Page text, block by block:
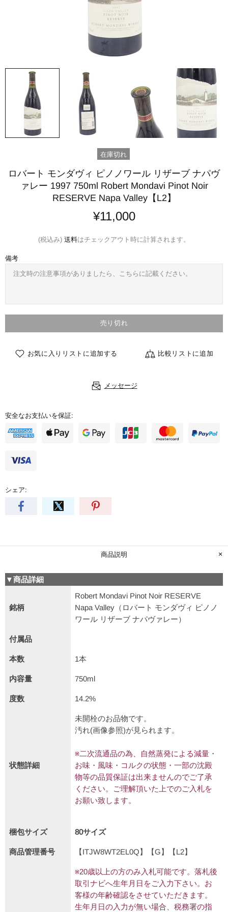
在庫切れ
ロバート モンダヴィ ピノノワール リザーブ ナパヴ
ァレー 1997 750ml Robert Mondavi Pinot Noir
RESERVE Napa Valley【L2】
¥11,000
(税込み) 送料はチェックアウト時に計算されます。
備考
売り切れ
お気に入りリストに追加する 比較リストに追加
メッセージ
安全なお支払いを保証:
シェア:
商品説明
▼商品詳細
銘柄
Robert Mondavi Pinot Noir RESERVE
Napa Valley（ロバート モンダヴィ ピノノ
ワール リザーブ ナパヴァレー）
付属品
本数 1本
内容量 750ml
度数 14.2%
状態詳細
未開栓のお品物です。
汚れ(画像参照)が見られます。
※二次流通品の為、自然蒸発による減量・
お味・風味・コルクの状態・一部の沈殿
物等の品質保証は出来ませんのでご了承
ください。ご理解頂いた上でのご入札を
お願い致します。
梱包サイズ 80サイズ
商品管理番号 【ITJW8WT2EL0Q】【G】【L2】
※20歳以上の方のみ入札可能です。落札後
取引ナビへ生年月日をご入力下さい。お
客様の年齢確認をさせていただきます。
生年月日の入力が無い場合、税務署の指